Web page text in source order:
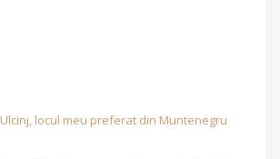
Ulcinj, locul meu preferat din Muntenegru